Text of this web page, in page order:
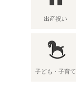
出産祝い
子ども・子育て